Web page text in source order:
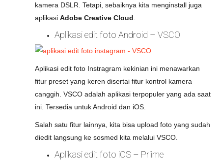
kamera DSLR. Tetapi, sebaiknya kita menginstall juga
aplikasi Adobe Creative Cloud
Aplikasi edit foto Android – VSCO
Aplikasi edit foto Instragram kekinian ini menawarkan
fitur preset yang keren disertai fitur kontrol kamera
canggih. VSCO adalah aplikasi terpopuler yang ada saat
ini. Tersedia untuk Android dan iOS.
Salah satu fitur lainnya, kita bisa upload foto yang sudah
diedit langsung ke sosmed kita melalui VSCO.
Aplikasi edit foto iOS – Priime